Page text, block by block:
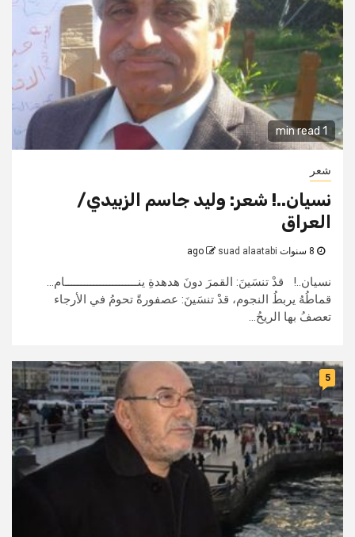
1 min read
شعر
نسيان..! شعر: وليد جاسم الزبيدي/
العراق
suad alaatabi
نسيان..! قدْ تنسَينَ: القمرَ دونَ هدهدةِ ينـــــــــــــــــــــــام...
قماطُهُ يربطُ النجوم، قدْ تنسَينَ: عصفورةً تحومُ في الأرجاء
تعصفُ بها الريحُ...
5